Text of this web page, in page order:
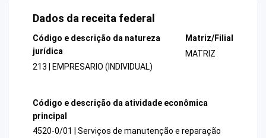
Dados da receita federal
Código e descrição da natureza
jurídica
213 | EMPRESARIO (INDIVIDUAL)
Matriz/Filial
MATRIZ
Código e descrição da atividade econômica
principal
4520-0/01 | Serviços de manutenção e reparação